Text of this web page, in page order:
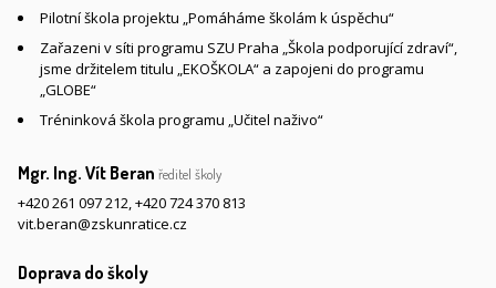
Pilotní škola projektu „Pomáháme školám k úspěchu“
Zařazeni v síti programu SZU Praha „Škola podporující zdraví“,
jsme držitelem titulu „EKOŠKOLA“ a zapojeni do programu
„GLOBE“
Tréninková škola programu „Učitel naživo“
Mgr. Ing. Vít Beran ředitel školy
+420 261 097 212,+420 724 370 813
vit.beran@zskunratice.cz
Doprava do školy